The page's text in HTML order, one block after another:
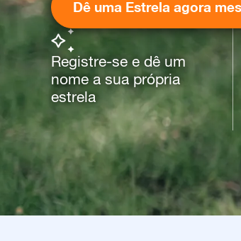
Dê uma Estrela agora
Registre-se e dê um
nome a sua própria
estrela